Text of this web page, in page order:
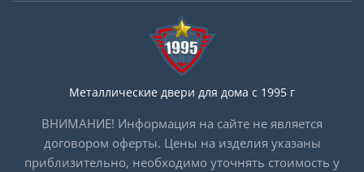
Металлические двери для дома с 1995 г
ВНИМАНИЕ! Информация на сайте не является
договором оферты. Цены на изделия указаны
приблизительно, необходимо уточнять стоимость у